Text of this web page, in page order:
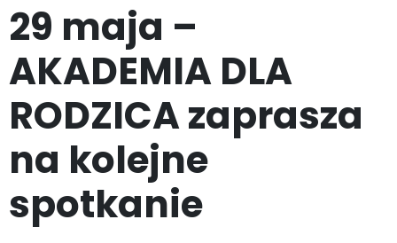
29 maja –
AKADEMIA DLA
RODZICA zaprasza
na kolejne
spotkanie